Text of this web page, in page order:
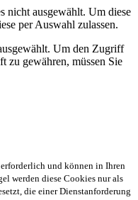
nicht ausgewählt. Um diese
per Auswahl zulassen.
Um den Zugriff
zu gewähren, müssen Sie
und können in Ihren
werden diese Cookies nur als
die einer Dienstanforderung